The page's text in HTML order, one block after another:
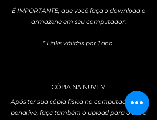
É IMPORTANTE, que você faça o download e
armazene em seu computador;
* Links válidos por 1 ano.
CÓPIA NA NUVEM
Após ter sua cópia física no computador e/ou
pendrive, faça também o upload para o drive